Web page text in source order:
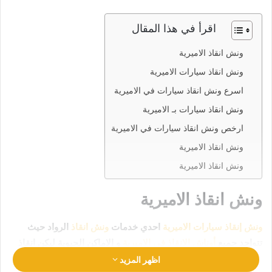
اقرأ في هذا المقال
ونش انقاذ الاميرية
ونش انقاذ سيارات الاميرية
اسرع ونش انقاذ سيارات في الاميرية
ونش انقاذ سيارات بـ الاميرية
ارخص ونش انقاذ سيارات في الاميرية
ونش انقاذ الاميرية
ونش انقاذ الاميرية
ونش انقاذ الاميرية
ونش إنقاذ سيارات الاميرية احدي خدمات ونش انقاذ الرواد حيث
سيارتك في امان تام وراحة رقم ونش انقاذ الاميرية
01063144040
اظهر المزيد